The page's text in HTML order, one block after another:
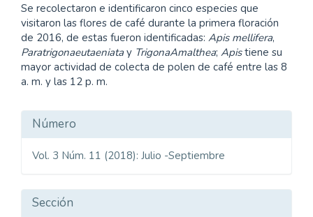
Se recolectaron e identificaron cinco especies que
visitaron las flores de café durante la primera floración
de 2016, de estas fueron identificadas: Apis mellifera,
Paratrigonaeutaeniatay TrigonaAmalthea; Apistiene su
mayor actividad de colecta de polen de café entre las 8
a. m. y las 12 p. m.
Detalles
del
Número
Vol. 3 Núm. 11 (2018): Julio -Septiembre
Sección